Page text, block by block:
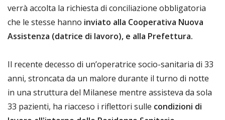
verrà accolta la richiesta di conciliazione obbligatoria
che le stesse hanno inviato alla Cooperativa Nuova
Assistenza (datrice di lavoro), e alla Prefettura.
Il recente decesso di un’operatrice socio-sanitaria di 33
anni, stroncata da un malore durante il turno di notte
in una struttura del Milanese mentre assisteva da sola
33 pazienti, ha riacceso i riflettori sulle condizioni di